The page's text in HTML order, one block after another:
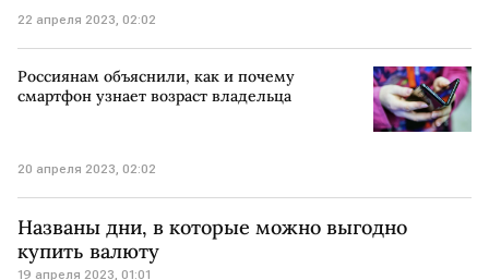
22 апреля 2023, 02:02
Россиянам объяснили, как и почему
смартфон узнает возраст владельца
20 апреля 2023, 02:02
Названы дни, в которые можно выгодно
купить валюту
19 апреля 2023, 01:01